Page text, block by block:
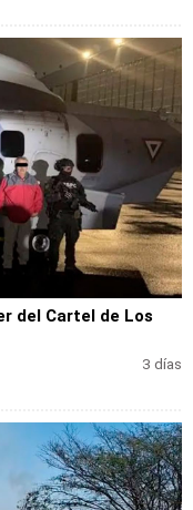
del Cartel de Los
3 días